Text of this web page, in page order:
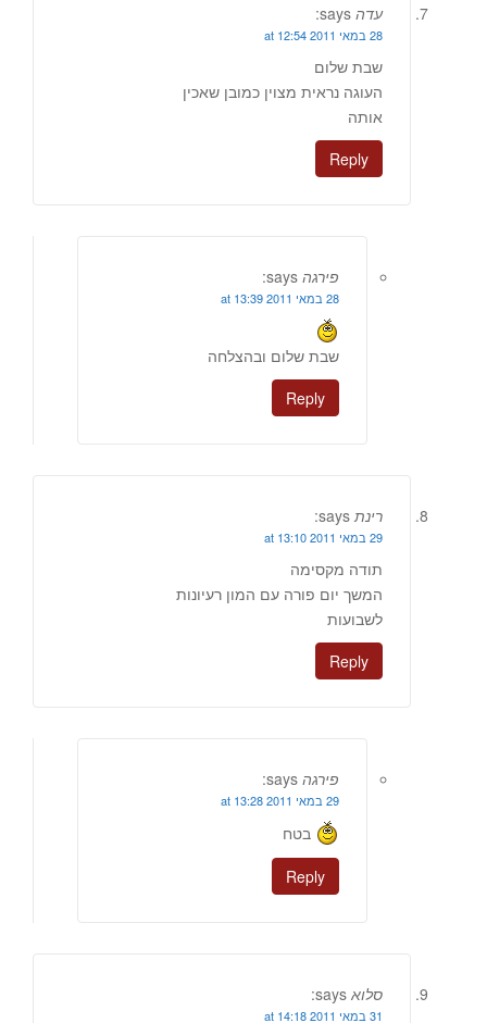
עדה says:
28 במאי 2011 at 12:54
שבת שלום
העוגה נראית מצוין כמובן שאכין
אותה
Reply
פירגה says:
28 במאי 2011 at 13:39
שבת שלום ובהצלחה
Reply
רינת says:
29 במאי 2011 at 13:10
תודה מקסימה
המשך יום פורה עם המון רעיונות
לשבועות
Reply
פירגה says:
29 במאי 2011 at 13:28
בטח
Reply
סלוא says:
31 במאי 2011 at 14:18